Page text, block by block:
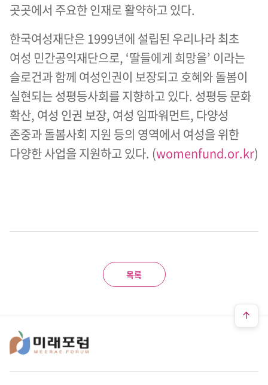
곳곳에서 주요한 인재로 활약하고 있다.
한국여성재단은 1999년에 설립된 우리나라 최초
여성 민간공익재단으로, ‘딸들에게 희망을’ 이라는
슬로건과 함께 여성인권이 보장되고 호혜와 돌봄이
실현되는 성평등사회를 지향하고 있다. 성평등 문화
확산, 여성 인권 보장, 여성 임파워먼트, 다양성
존중과 돌봄사회 지원 등의 영역에서 여성을 위한
다양한 사업을 지원하고 있다. (womenfund.or.kr)
목록